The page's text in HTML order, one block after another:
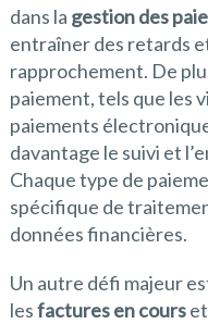
dans la gestion des
entraîner des retards
rapprochement. De
paiement, tels que les
paiements
davantage le suivi et
Chaque type de
spécifique de
données financières.
Un autre défi majeur
lesfactures en courset